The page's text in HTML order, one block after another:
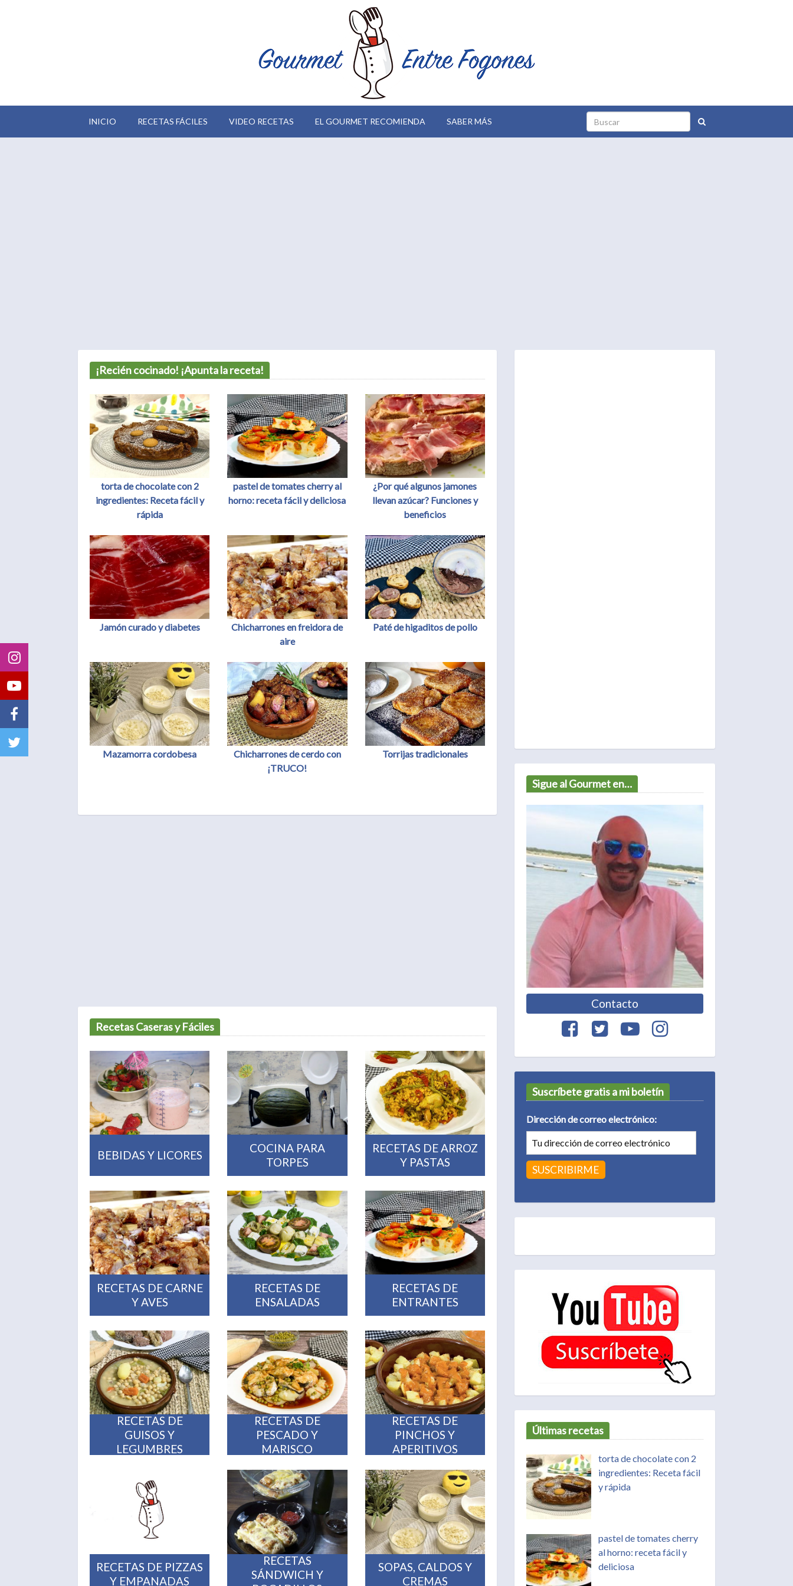
INICIO RECETAS FÁCILES VIDEO RECETAS EL GOURMET RECOMIENDA SABER MÁS
¡Recién cocinado! ¡Apunta la receta!
torta de chocolate con 2
ingredientes: Receta fácil y
rápida
pastel de tomates cherry al
horno: receta fácil y deliciosa
¿Por qué algunos jamones
llevan azúcar? Funciones y
beneficios
Jamón curado y diabetes
Chicharrones en freidora de
aire
Paté de higaditos de pollo
Mazamorra cordobesa
Chicharrones de cerdo con
¡TRUCO!
Torrijas tradicionales
Recetas Caseras y Fáciles
BEBIDAS Y LICORES
COCINA PARA
TORPES
RECETAS DE ARROZ
Y PASTAS
RECETAS DE CARNE
Y AVES
RECETAS DE
ENSALADAS
RECETAS DE
ENTRANTES
RECETAS DE
GUISOS Y
LEGUMBRES
RECETAS DE
PESCADO Y
MARISCO
RECETAS DE
PINCHOS Y
APERITIVOS
RECETAS DE PIZZAS
Y EMPANADAS
RECETAS
SÁNDWICH Y
SOPAS, CALDOS Y
CREMAS
Sigue al Gourmet en…
Contacto
Suscríbete gratis a mi boletín
Dirección de correo electrónico:
Últimas recetas
torta de chocolate con 2
ingredientes: Receta fácil
y rápida
pastel de tomates cherry
al horno: receta fácil y
deliciosa